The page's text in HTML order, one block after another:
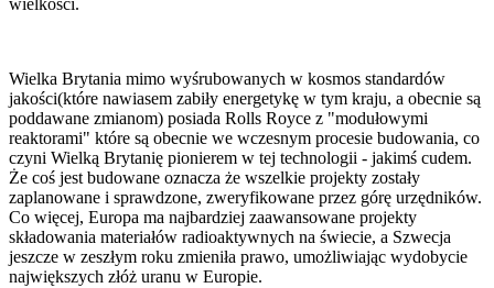
wielkości.
Wielka Brytania mimo wyśrubowanych w kosmos standardów
jakości(które nawiasem zabiły energetykę w tym kraju, a obecnie są
poddawane zmianom) posiada Rolls Royce z "modułowymi
reaktorami" które są obecnie we wczesnym procesie budowania, co
czyni Wielką Brytanię pionierem w tej technologii - jakimś cudem.
Że coś jest budowane oznacza że wszelkie projekty zostały
zaplanowane i sprawdzone, zweryfikowane przez górę urzędników.
Co więcej, Europa ma najbardziej zaawansowane projekty
składowania materiałów radioaktywnych na świecie, a Szwecja
jeszcze w zeszłym roku zmieniła prawo, umożliwiając wydobycie
największych złóż uranu w Europie.